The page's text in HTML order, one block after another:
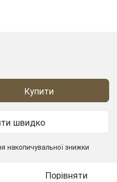
Купити
швидко
накопичувальної знижки
Порівняти